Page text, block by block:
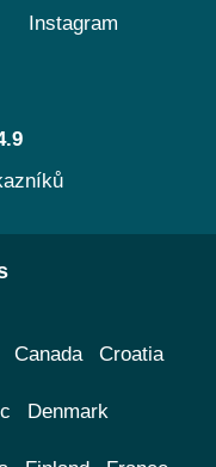
Instagram
Canada Croatia
Denmark